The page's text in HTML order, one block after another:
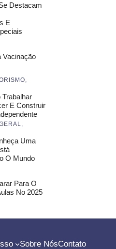
Destacam
E
Vacinação
E Construir
Uma
O Mundo
Para O
No 2025
Sobre NósContato